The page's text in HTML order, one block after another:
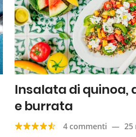
Insalata di quinoa,
e burrata
4 commenti — 25